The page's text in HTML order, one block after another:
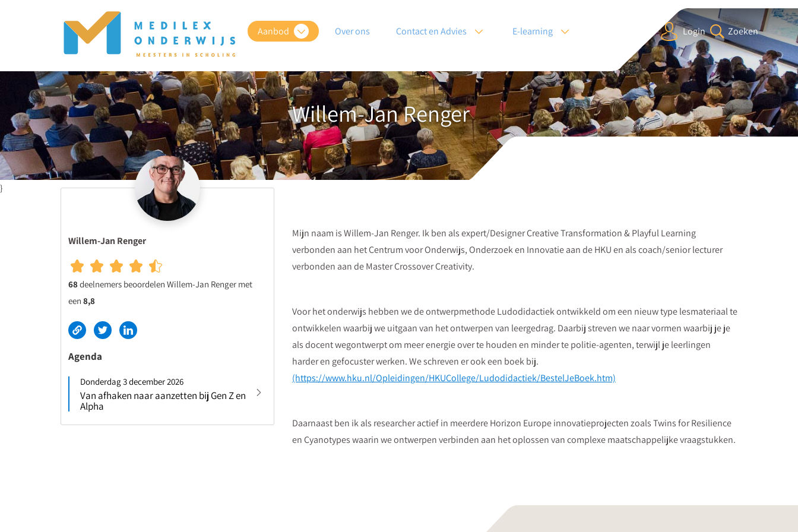
Aanbod Over ons Contact en Advies E-learning Login Zoeken
Willem-Jan Renger
}
Willem-Jan Renger
68deelnemers beoordelen Willem-Jan Renger met
een 8,8
Agenda
Donderdag 3 december 2026
Van afhaken naar aanzetten bij Gen Z en
Alpha
Mijn naam is Willem-Jan Renger. Ik ben als expert/Designer Creative Transformation & Playful Learning
verbonden aan het Centrum voor Onderwijs, Onderzoek en Innovatie aan de HKU en als coach/senior lecturer
verbonden aan de Master Crossover Creativity.
Voor het onderwijs hebben we de ontwerpmethode Ludodidactiek ontwikkeld om een nieuw type lesmateriaal te
ontwikkelen waarbij we uitgaan van het ontwerpen van leergedrag. Daarbij streven we naar vormen waarbij je je
als docent wegontwerpt om meer energie over te houden en minder te politie-agenten, terwijl je leerlingen
harder en gefocuster werken. We schreven er ook een boek bij.
(https://www.hku.nl/Opleidingen/HKUCollege/Ludodidactiek/BestelJeBoek.htm)
Daarnaast ben ik als researcher actief in meerdere Horizon Europe innovatieprojecten zoals Twins for Resilience
en Cyanotypes waarin we ontwerpen verbinden aan het oplossen van complexe maatschappelijke vraagstukken.